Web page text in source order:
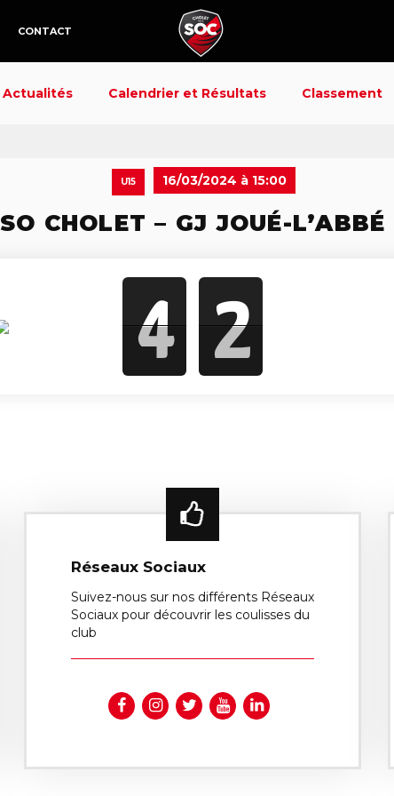
CONTACT
Actualités Calendrier et Résultats Classement
U15 16/03/2024 à 15:00
SO CHOLET – GJ JOUÉ-L’ABBÉ
4 2
Réseaux Sociaux
Suivez-nous sur nos différents Réseaux
Sociaux pour découvrir les coulisses du
club